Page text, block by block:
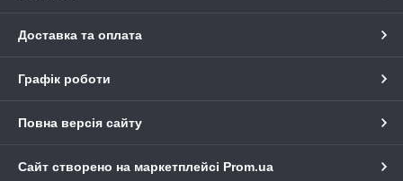
Доставка та оплата
Графік роботи
Повна версія сайту
Сайт створено на маркетплейсі Prom.ua